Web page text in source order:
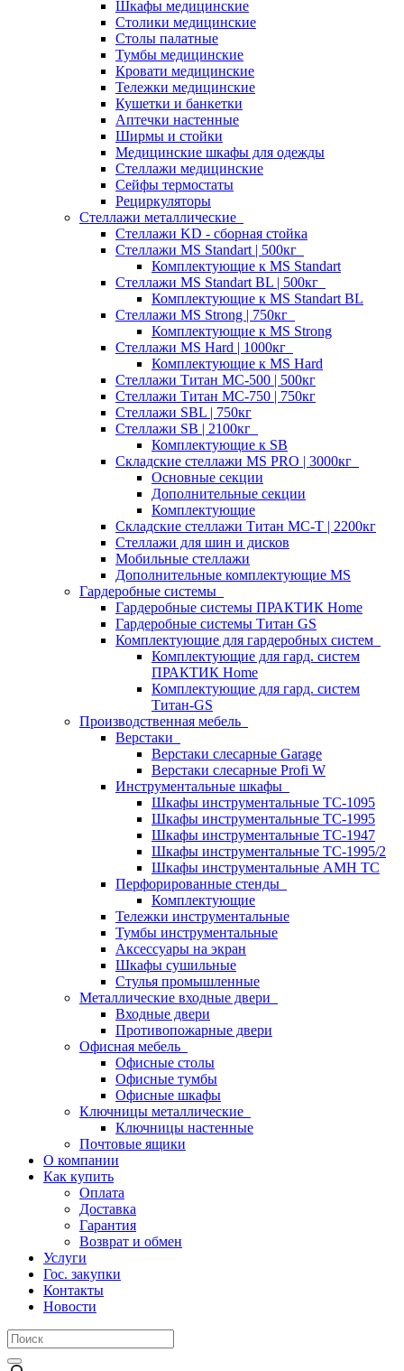
Шкафы медицинские
Столики медицинские
Столы палатные
Тумбы медицинские
Кровати медицинские
Тележки медицинские
Кушетки и банкетки
Аптечки настенные
Ширмы и стойки
Медицинские шкафы для одежды
Стеллажи медицинские
Сейфы термостаты
Рециркуляторы
Стеллажи металлические
Стеллажи KD - сборная стойка
Стеллажи MS Standart | 500кг
Комплектующие к MS Standart
Стеллажи MS Standart BL | 500кг
Комплектующие к MS Standart BL
Стеллажи MS Strong | 750кг
Комплектующие к MS Strong
Стеллажи MS Hard | 1000кг
Комплектующие к MS Hard
Стеллажи Титан МС-500 | 500кг
Стеллажи Титан МС-750 | 750кг
Стеллажи SBL | 750кг
Стеллажи SB | 2100кг
Комплектующие к SB
Складские стеллажи MS PRO | 3000кг
Основные секции
Дополнительные секции
Комплектующие
Складские стеллажи Титан МС-Т | 2200кг
Стеллажи для шин и дисков
Мобильные стеллажи
Дополнительные комплектующие MS
Гардеробные системы
Гардеробные системы ПРАКТИК Home
Гардеробные системы Титан GS
Комплектующие для гардеробных систем
Комплектующие для гард. систем
ПРАКТИК Home
Комплектующие для гард. систем
Титан-GS
Производственная мебель
Верстаки
Верстаки слесарные Garage
Верстаки слесарные Profi W
Инструментальные шкафы
Шкафы инструментальные TC-1095
Шкафы инструментальные TC-1995
Шкафы инструментальные TC-1947
Шкафы инструментальные TC-1995/2
Шкафы инструментальные AMH TC
Перфорированные стенды
Комплектующие
Тележки инструментальные
Тумбы инструментальные
Аксессуары на экран
Шкафы сушильные
Стулья промышленные
Металлические входные двери
Входные двери
Противопожарные двери
Офисная мебель
Офисные столы
Офисные тумбы
Офисные шкафы
Ключницы металлические
Ключницы настенные
Почтовые ящики
О компании
Как купить
Оплата
Доставка
Гарантия
Возврат и обмен
Услуги
Гос. закупки
Контакты
Новости